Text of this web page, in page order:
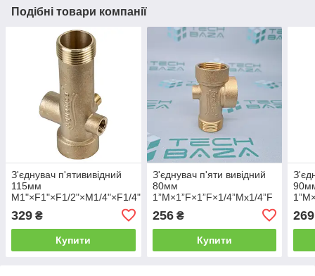
Подібні товари компанії
З'єднувач п'ятививідний
115мм
M1"×F1"×F1/2"×M1/4"×F1/4"
245г AQUATICA (779596)
329 ₴
Купити
З'єднувач п'яти вивідний
80мм
1”М×1”F×1”F×1/4”Mx1/4”F
256₴
Купити
269